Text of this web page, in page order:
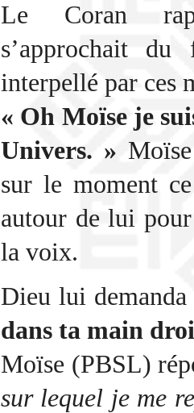
Le Coran
s’approchait
interpellé par ces
« Oh Moïse je
Univers. »
sur le moment
autour de lui
la voix.
Dieu lui
dans ta main
Moïse (PBSL)
sur lequel je me